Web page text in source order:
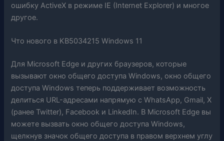
ошибку ActiveX в режиме IE (Internet Explorer) и многое
другое.
Что нового в KB5034215 Windows 11
Для Microsoft Edge и других браузеров, которые
вызывают окно общего доступа Windows, окно общего
доступа Windows теперь поддерживает возможность
делиться URL-адресами напрямую с WhatsApp, Gmail, X
(ранее Twitter), Facebook и LinkedIn. В Microsoft Edge вы
можете вызвать окно общего доступа Windows,
щелкнув значок общего доступа в правом верхнем углу